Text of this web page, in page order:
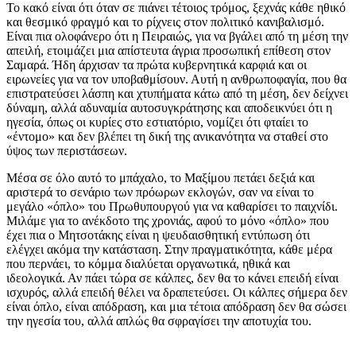
Το κακό είναι ότι όταν σε πιάνει τέτοιος τρόμος, ξεχνάς κάθε ηθικό
και θεσμικό φραγμό και το ρίχνεις στον πολιτικό κανιβαλισμό.
Είναι πια ολοφάνερο ότι η Πειραιώς, για να βγάλει από τη μέση την
απειλή, ετοιμάζει μια απίστευτα άγρια προσωπική επίθεση στον
Σαμαρά. Ήδη άρχισαν τα πρώτα κυβερνητικά καρφιά και οι
ειρωνείες για να τον υποβαθμίσουν. Αυτή η ανθρωποφαγία, που θα
επιστρατεύσει λάσπη και χτυπήματα κάτω από τη μέση, δεν δείχνει
δύναμη, αλλά αδυναμία αυτοσυγκράτησης και αποδεικνύει ότι η
ηγεσία, όπως οι κυρίες στο εστιατόριο, νομίζει ότι φταίει το
«έντομο» και δεν βλέπει τη δική της ανικανότητα να σταθεί στο
ύψος των περιστάσεων.
Μέσα σε όλο αυτό το μπάχαλο, το Μαξίμου πετάει δεξιά και
αριστερά το σενάριο των πρόωρων εκλογών, σαν να είναι το
μεγάλο «όπλο» του Πρωθυπουργού για να καθαρίσει το παιχνίδι.
Μιλάμε για το ανέκδοτο της χρονιάς, αφού το μόνο «όπλο» που
έχει πια ο Μητσοτάκης είναι η ψευδαισθητική εντύπωση ότι
ελέγχει ακόμα την κατάσταση. Στην πραγματικότητα, κάθε μέρα
που περνάει, το κόμμα διαλύεται οργανωτικά, ηθικά και
ιδεολογικά. Αν πάει τώρα σε κάλπες, δεν θα το κάνει επειδή είναι
ισχυρός, αλλά επειδή θέλει να δραπετεύσει. Οι κάλπες σήμερα δεν
είναι όπλο, είναι απόδραση, και μια τέτοια απόδραση δεν θα σώσει
την ηγεσία του, αλλά απλώς θα σφραγίσει την αποτυχία του.